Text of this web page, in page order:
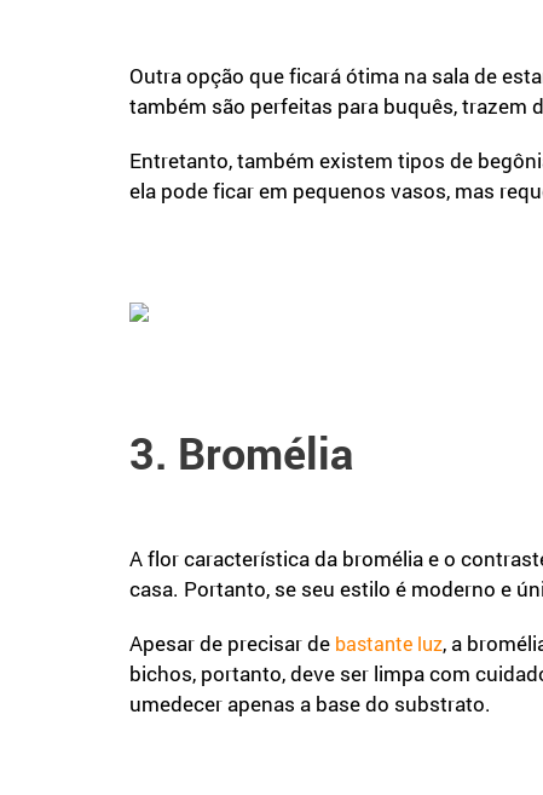
Outra opção que ficará ótima na sala de
também são perfeitas para buquês, trazem
Entretanto, também existem tipos de
ela pode ficar em pequenos vasos, mas
3. Bromélia
A flor característica da bromélia e o
casa. Portanto, se seu estilo é moderno e
Apesar de precisar de bastante luz, a
bichos, portanto, deve ser limpa com
umedecer apenas a base do substrato.